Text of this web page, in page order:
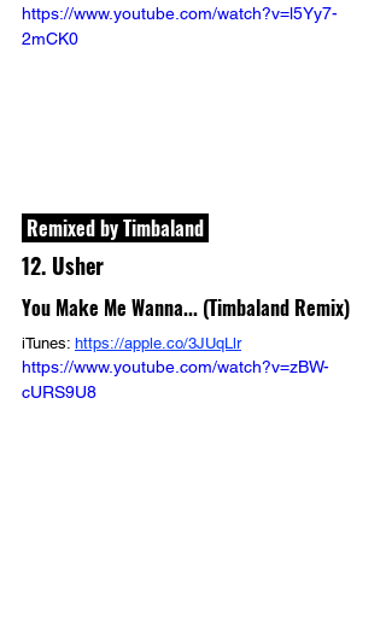
https://www.youtube.com/watch?v=l5Yy7-
2mCK0
Remixed by Timbaland
12. Usher
You Make Me Wanna... (Timbaland Remix)
iTunes: https://apple.co/3JUqLlr
https://www.youtube.com/watch?v=zBW-
cURS9U8